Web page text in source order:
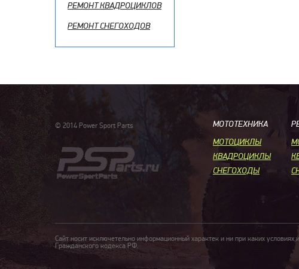
РЕМОНТ КВАДРОЦИКЛОВ
РЕМОНТ СНЕГОХОДОВ
© 2014 Power Sport Parts
МОТОТЕХНИКА
МОТОЦИКЛЫ
КВАДРОЦИКЛЫ
СНЕГОХОДЫ
Сайт носит исключетельно информационный характек и ни при каких
Гражданского кодекса РФ.